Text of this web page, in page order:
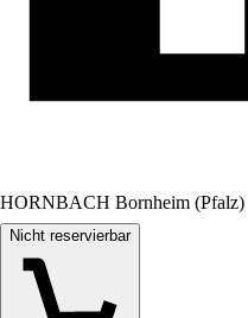
HORNBACH Bornheim (Pfalz)
Nicht reservierbar